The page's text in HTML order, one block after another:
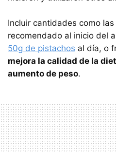
Incluir cantidades como
recomendado al inicio del
50g de pistachos al día, o
mejora la calidad de la
aumento de peso.